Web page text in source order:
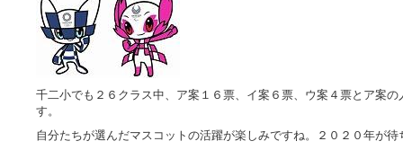
千二小でも２６クラス中、ア案１６票、イ案６票、ウ案４票とア案の
す。
自分たちが選んだマスコットの活躍が楽しみですね。２０２０年が待